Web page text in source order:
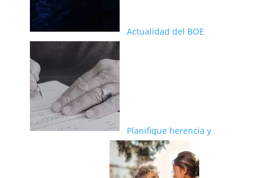
Actualidad del BOE
Planifique herencia y